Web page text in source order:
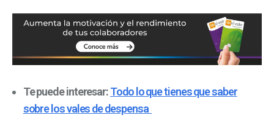
Te puede interesar:Todo lo que tienes que saber
sobre los vales de despensa